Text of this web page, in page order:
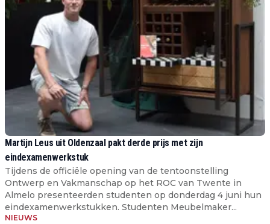
Martijn Leus uit Oldenzaal pakt derde prijs met zijn
eindexamenwerkstuk
Tijdens de officiële opening van de tentoonstelling
Ontwerp en Vakmanschap op het ROC van Twente in
Almelo presenteerden studenten op donderdag 4 juni hun
eindexamenwerkstukken. Studenten Meubelmaker...
NIEUWS